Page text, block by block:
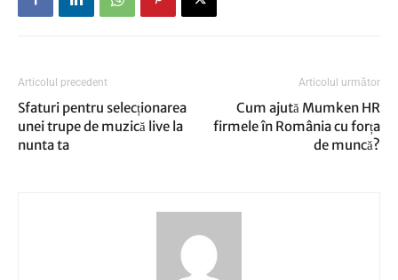
Articolul precedent
Sfaturi pentru selecționarea
unei trupe de muzică live la
nunta ta
Articolul următor
Cum ajută Mumken HR
firmele în România cu forța
de muncă?